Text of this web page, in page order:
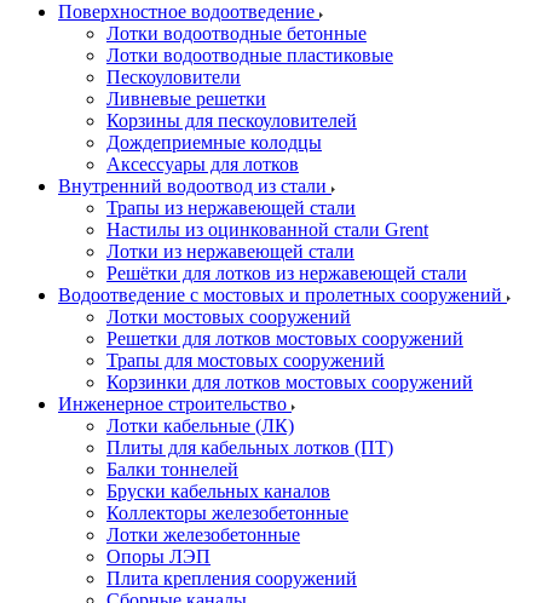
Поверхностное водоотведение
Лотки водоотводные бетонные
Лотки водоотводные пластиковые
Пескоуловители
Ливневые решетки
Корзины для пескоуловителей
Дождеприемные колодцы
Аксессуары для лотков
Внутренний водоотвод из стали
Трапы из нержавеющей стали
Настилы из оцинкованной стали Grent
Лотки из нержавеющей стали
Решётки для лотков из нержавеющей стали
Водоотведение с мостовых и пролетных сооружений
Лотки мостовых сооружений
Решетки для лотков мостовых сооружений
Трапы для мостовых сооружений
Корзинки для лотков мостовых сооружений
Инженерное строительство
Лотки кабельные (ЛК)
Плиты для кабельных лотков (ПТ)
Балки тоннелей
Бруски кабельных каналов
Коллекторы железобетонные
Лотки железобетонные
Опоры ЛЭП
Плита крепления сооружений